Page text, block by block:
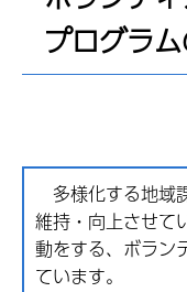
プログラ
多様化する地域
維持・向上させて
動をする、ボラン
ています。